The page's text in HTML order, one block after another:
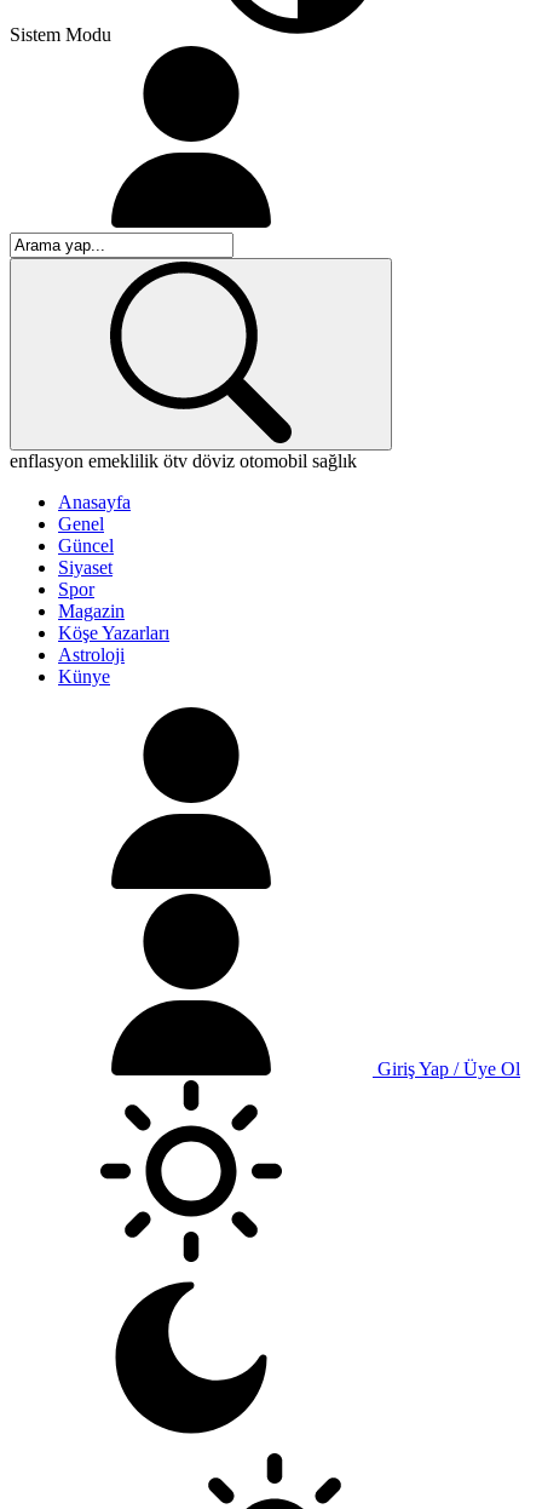
Sistem Modu
enflasyon emeklilik ötv döviz otomobil sağlık
Anasayfa
Genel
Güncel
Siyaset
Spor
Magazin
Köşe Yazarları
Astroloji
Künye
Giriş Yap / Üye Ol